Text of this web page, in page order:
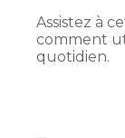
Assistez à
comment
quotidien.